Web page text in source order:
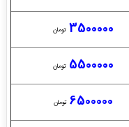
3500000 تومان
5500000 تومان
6500000 تومان